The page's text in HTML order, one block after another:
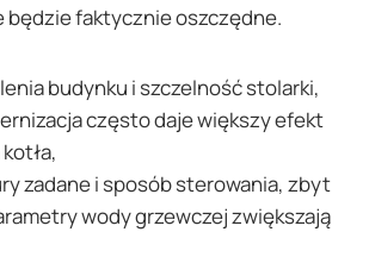
będzie faktycznie oszczędne.
budynku i szczelność stolarki,
często daje większy efekt
zadane i sposób sterowania, zbyt
wody grzewczej zwiększają